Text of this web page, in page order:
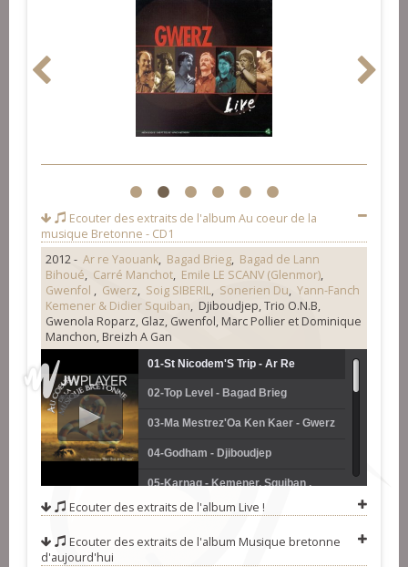
1 2 3 4 5 6
Ecouter des extraits de l'album Au coeur de la
musique Bretonne - CD1
2012 - Ar re Yaouank, Bagad Brieg, Bagad de Lann
Bihoué, Carré Manchot, Emile LE SCANV (Glenmor),
Gwenfol , Gwerz, Soig SIBERIL, Sonerien Du, Yann-Fanch
Kemener & Didier Squiban, Djiboudjep, Trio O.N.B,
Gwenola Roparz, Glaz, Gwenfol, Marc Pollier et Dominique
Manchon, Breizh A Gan
01-St Nicodem'S Trip - Ar Re
Yaouank
02-Top Level - Bagad Brieg
03-Ma Mestrez'Oa Ken Kaer - Gwerz
04-Godham - Djiboudjep
05-Karnag - Kemener, Squiban ,
Noguès
06-Dans Tricot - Trio Roland Becker
07-La Langue De Chez Moi -
Ecouter des extraits de l'album Live !
Ecouter des extraits de l'album Musique bretonne
d'aujourd'hui